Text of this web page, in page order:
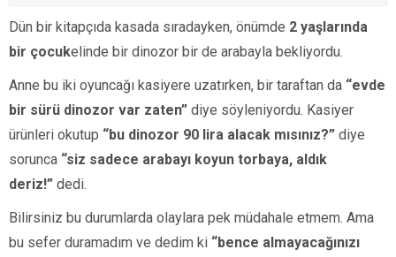
Dün bir kitapçıda kasada sıradayken, önümde 2 yaşlarında
bir çocukelinde bir dinozor bir de arabayla bekliyordu.
Anne bu iki oyuncağı kasiyere uzatırken, bir taraftan da “evde
bir sürü dinozor var zaten” diye söyleniyordu. Kasiyer
ürünleri okutup “bu dinozor 90 lira alacak mısınız?” diye
sorunca “siz sadece arabayı koyun torbaya, aldık
deriz!” dedi.
Bilirsiniz bu durumlarda olaylara pek müdahale etmem. Ama
bu sefer duramadım ve dedim ki “bence almayacağınızı